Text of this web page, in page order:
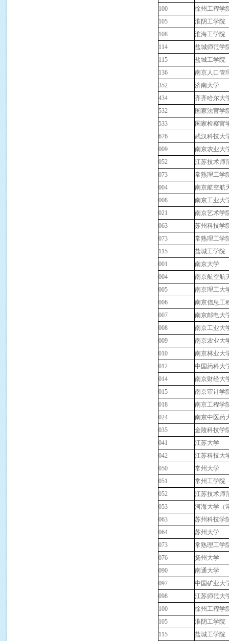
100
徐州工程学
105
淮阴工学院
108
淮海工学院
114
盐城师范学
115
盐城工学院
136
南京人口管
352
济南大学
434
齐齐哈尔大
532
国家法官学
533
国家检察官
676
武汉科技大
009
南京农业大
052
江苏技术师
073
常熟理工学
004
南京航空航
008
南京工业大
021
南京艺术学
063
苏州科技学
073
常熟理工学
115
盐城工学院
001
南京大学
004
南京航空航
005
南京理工大
006
南京信息工
007
南京邮电大
008
南京工业大
009
南京农业大
010
南京林业大
012
中国药科大
014
南京财经大
015
南京审计学
018
南京工程学
024
南京中医药
035
金陵科技学
041
江苏大学
042
江苏科技大
050
常州大学
051
常州工学院
052
江苏技术师
053
河海大学（
063
苏州科技学
064
苏州大学
073
常熟理工学
076
扬州大学
090
南通大学
097
中国矿业大
098
江苏师范大
100
徐州工程学
105
淮阴工学院
115
盐城工学院